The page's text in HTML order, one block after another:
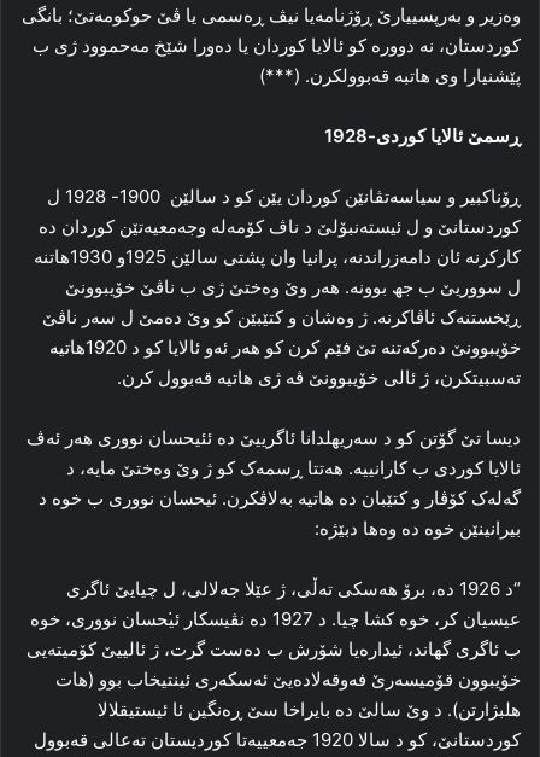
وه‌زیر و به‌رپسییارێ ڕۆژنامه‌یا نیڤ ڕه‌سمی یا ڤێ حوکومه‌تێ؛ بانگی
کوردستان، نه‌ دووره‌ کو ئالایا کوردان یا ده‌ورا شێخ مه‌حموود ژی ب
پێشنیارا وی هاتبه‌ قه‌بوولکرن. (***)
ڕسمێ ئالایا کوردی-1928
ڕۆناکبیر و سیاسه‌تڤانێن کوردان یێن کو د سالێن 1900- 1928 ل
کوردستانێ و ل ئیسته‌نبۆلێ د ناڤ کۆمه‌له‌ وجه‌معیه‌تێن کوردان ده‌
کارکرنه‌ ئان دامه‌زراندنه‌، پرانیا وان پشتی سالێن 1925و 1930هاتنه‌
ل سووریێ ب جھ بوونه‌. هه‌ر وێ وه‌ختێ ژی ب ناڤێ خۆیبوونێ
ڕێخستنه‌ک ئاڤاکرنه‌. ژ وه‌شان و کتێبێن کو وێ ده‌مێ ل سه‌ر ناڤێ
خۆیبوونێ ده‌رکه‌تنه‌ تێ فێم کرن کو هه‌ر ئه‌و ئالایا کو د 1920هاتیه‌
ته‌سبیتکرن، ژ ئالی خۆیبوونێ ڤه‌ ژی هاتیه‌ قه‌بوول کرن.
دیسا تێ گۆتن کو د سه‌ریهلدانا ئاگرییێ ده‌ ئئیحسان نووری هه‌ر ئه‌ڤ
ئالایا کوردی ب کارانییه‌. هه‌تتا ڕسمه‌ک کو ژ وێ وه‌ختێ مایه‌، د
گه‌له‌ک کۆڤار و کتێبان ده‌ هاتیه‌ به‌لاڤکرن. ئیحسان نووری ب خوه‌ د
بیرانینێن خوه‌ ده‌ وه‌ها دبێژه‌:
“د 1926 ده‌، برۆ هه‌سکی ته‌ڵی، ژ عێلا جه‌لالی، ل چیایێ ئاگری
عیسیان کر، خوه‌ کشا چیا. د 1927 ده‌ نڤیسکار ئ̇یحسان نووری، خوه‌
ب ئاگری گهاند، ئیداره‌یا شۆرش ب ده‌ست گرت، ژ ئالییێ کۆمیته‌یی
خۆیبوون قۆمیسه‌رێ فه‌وقه‌لاده‌یێ ئه‌سکه‌ری ئینتیخاب بوو (هات
هلبژارتن). د وێ سالێ ده‌ بایراخا سێ ڕه‌نگین ئا ئیستیقلالا
کوردستانێ، کو د سالا 1920 جه‌معییه‌تا کوردیستان ته‌عالی قه‌بوول